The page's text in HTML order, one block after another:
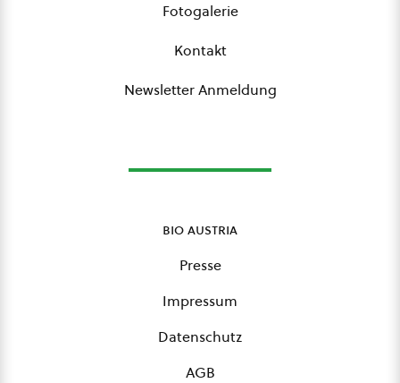
Fotogalerie
Kontakt
Newsletter Anmeldung
bio austria
Presse
Impressum
Datenschutz
AGB